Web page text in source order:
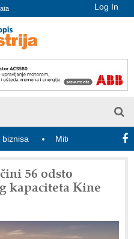
Log In
Mitutoyo Crysta-Apex V
56 odsto
kapaciteta Kine